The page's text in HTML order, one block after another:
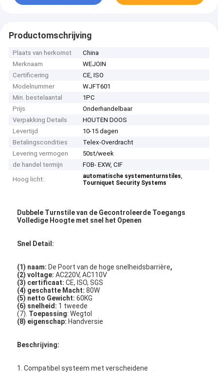
Productomschrijving
Plaats van herkomst
China
Merknaam
WEJOIN
Certificering
CE, ISO
Modelnummer
WJFT601
Min. bestelaantal
1PC
Prijs
Onderhandelbaar
Verpakking Details
HOUTEN DOOS
Levertijd
10-15 dagen
Betalingscondities
Telex-Overdracht
Levering vermogen
50st/week
de handel termijn
FOB- EXW, CIF
Hoog licht:
automatische systementurnstiles,
Tourniquet Security Systems
Dubbele Turnstile van de Gecontroleerde Toegangs
Volledige Hoogte met snel het Openen
Snel Detail:
(1) naam: De Poort van de hoge snelheidsbarrière,
(2) voltage: AC220V, AC110V
(3) certificaat: CE, ISO, SGS
(4) geschatte Macht: 80W
(5) netto Gewicht: 60KG
(6) snelheid: 1 tweede
(7). Toepassing: Wegtol
(8) eigenschap: Handversie
Beschrijving:
1. Compatibel systeem met verscheidene